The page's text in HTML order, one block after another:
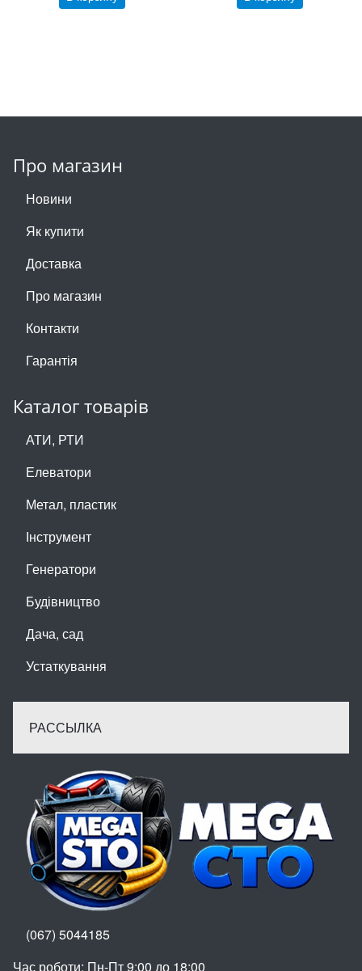
Про магазин
Новини
Як купити
Доставка
Про магазин
Контакти
Гарантія
Каталог товарів
АТИ, РТИ
Елеватори
Метал, пластик
Інструмент
Генератори
Будівництво
Дача, сад
Устаткування
РАССЫЛКА
(067) 5044185
Час роботи: Пн-Пт 9:00 до 18:00